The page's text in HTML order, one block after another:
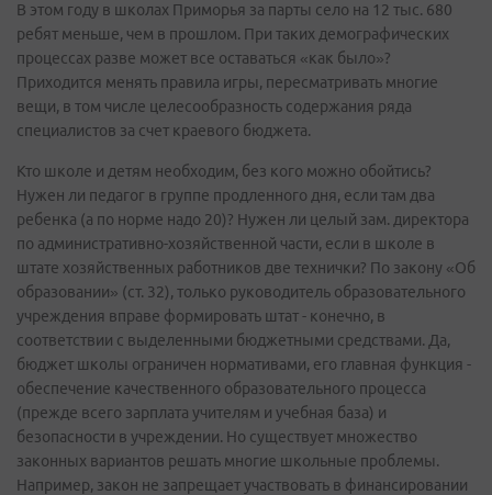
В этом году в школах Приморья за парты село на 12 тыс. 680
ребят меньше, чем в прошлом. При таких демографических
процессах разве может все оставаться «как было»?
Приходится менять правила игры, пересматривать многие
вещи, в том числе целесообразность содержания ряда
специалистов за счет краевого бюджета.
Кто школе и детям необходим, без кого можно обойтись?
Нужен ли педагог в группе продленного дня, если там два
ребенка (а по норме надо 20)? Нужен ли целый зам. директора
по административно-хозяйственной части, если в школе в
штате хозяйственных работников две технички? По закону «Об
образовании» (ст. 32), только руководитель образовательного
учреждения вправе формировать штат - конечно, в
соответствии с выделенными бюджетными средствами. Да,
бюджет школы ограничен нормативами, его главная функция -
обеспечение качественного образовательного процесса
(прежде всего зарплата учителям и учебная база) и
безопасности в учреждении. Но существует множество
законных вариантов решать многие школьные проблемы.
Например, закон не запрещает участвовать в финансировании